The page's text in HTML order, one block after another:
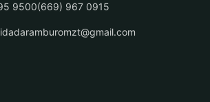
9500(669) 967 0915